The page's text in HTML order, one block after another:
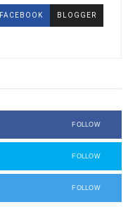
FACEBOOK BLOGGER
FOLLOW
FOLLOW
FOLLOW